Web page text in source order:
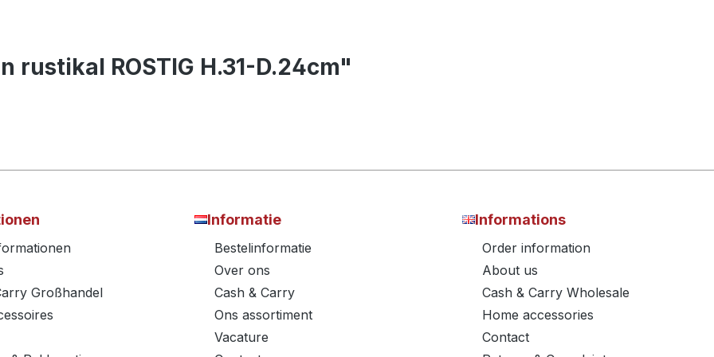
ROSTIG H.31-D.24cm"
Großhandel
Informatie
Bestelinformatie
Over ons
Cash & Carry
Ons assortiment
Vacature
Informations
Order information
About us
Cash & Carry Wholesale
Home accessories
Contact